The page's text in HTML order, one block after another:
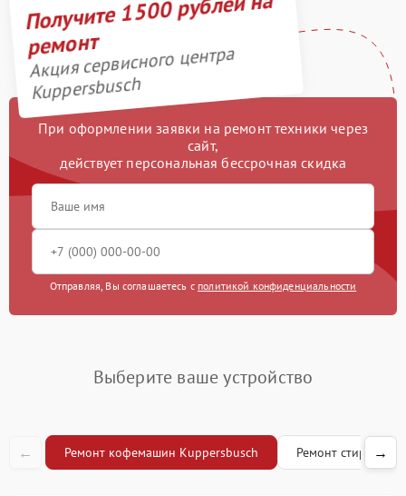
Замена платы
управления
Замена одной горелки 1600 рублей
Замена насоса 1100 рублей
Замена жерновов 1200 рублей
Чистка жиклера 1000 рублей
Получите 1500 рублей на
ремонт
Акция сервисного центра
Kuppersbusch
При оформлении заявки на ремонт техники через
сайт,
действует персональная бессрочная скидка
Отправляя, Вы соглашаетесь с политикой конфиденциальности
Выберите ваше устройство
← Ремонт кофемашин Kuppersbusch Ремонт →